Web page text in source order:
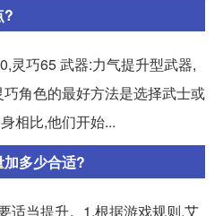
?
灵巧65 武器:力气提升型武器,
角色的最好方法是选择武士或
相比,他们开始...
多少合适?
适当提升。1.根据游戏规则,艾